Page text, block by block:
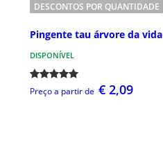
DESCONTOS POR QUANTIDADE
Pingente tau árvore da vida
DISPONÍVEL
Preço a partir de € 2,09